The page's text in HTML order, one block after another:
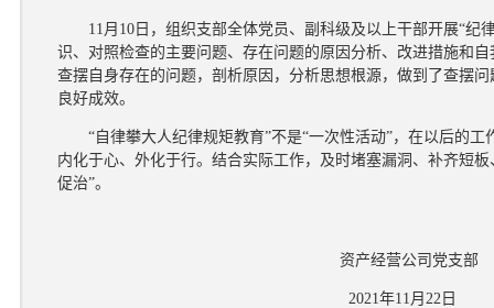
11月10日，组织支部全体党员、副科级及以上干部开展“
识、对照检查的主要问题、存在问题的原因分析、改进措施和
查摆自身存在的问题，剖析原因，分析思想根源，做到了查摆
良好成效。
“自律攀大人纪律规矩教育”不是“一次性活动”，在以后的
内化于心、外化于行。结合实际工作，及时堵塞漏洞、补齐短
促治”。
资产经营公司党支部
2021年11月22日